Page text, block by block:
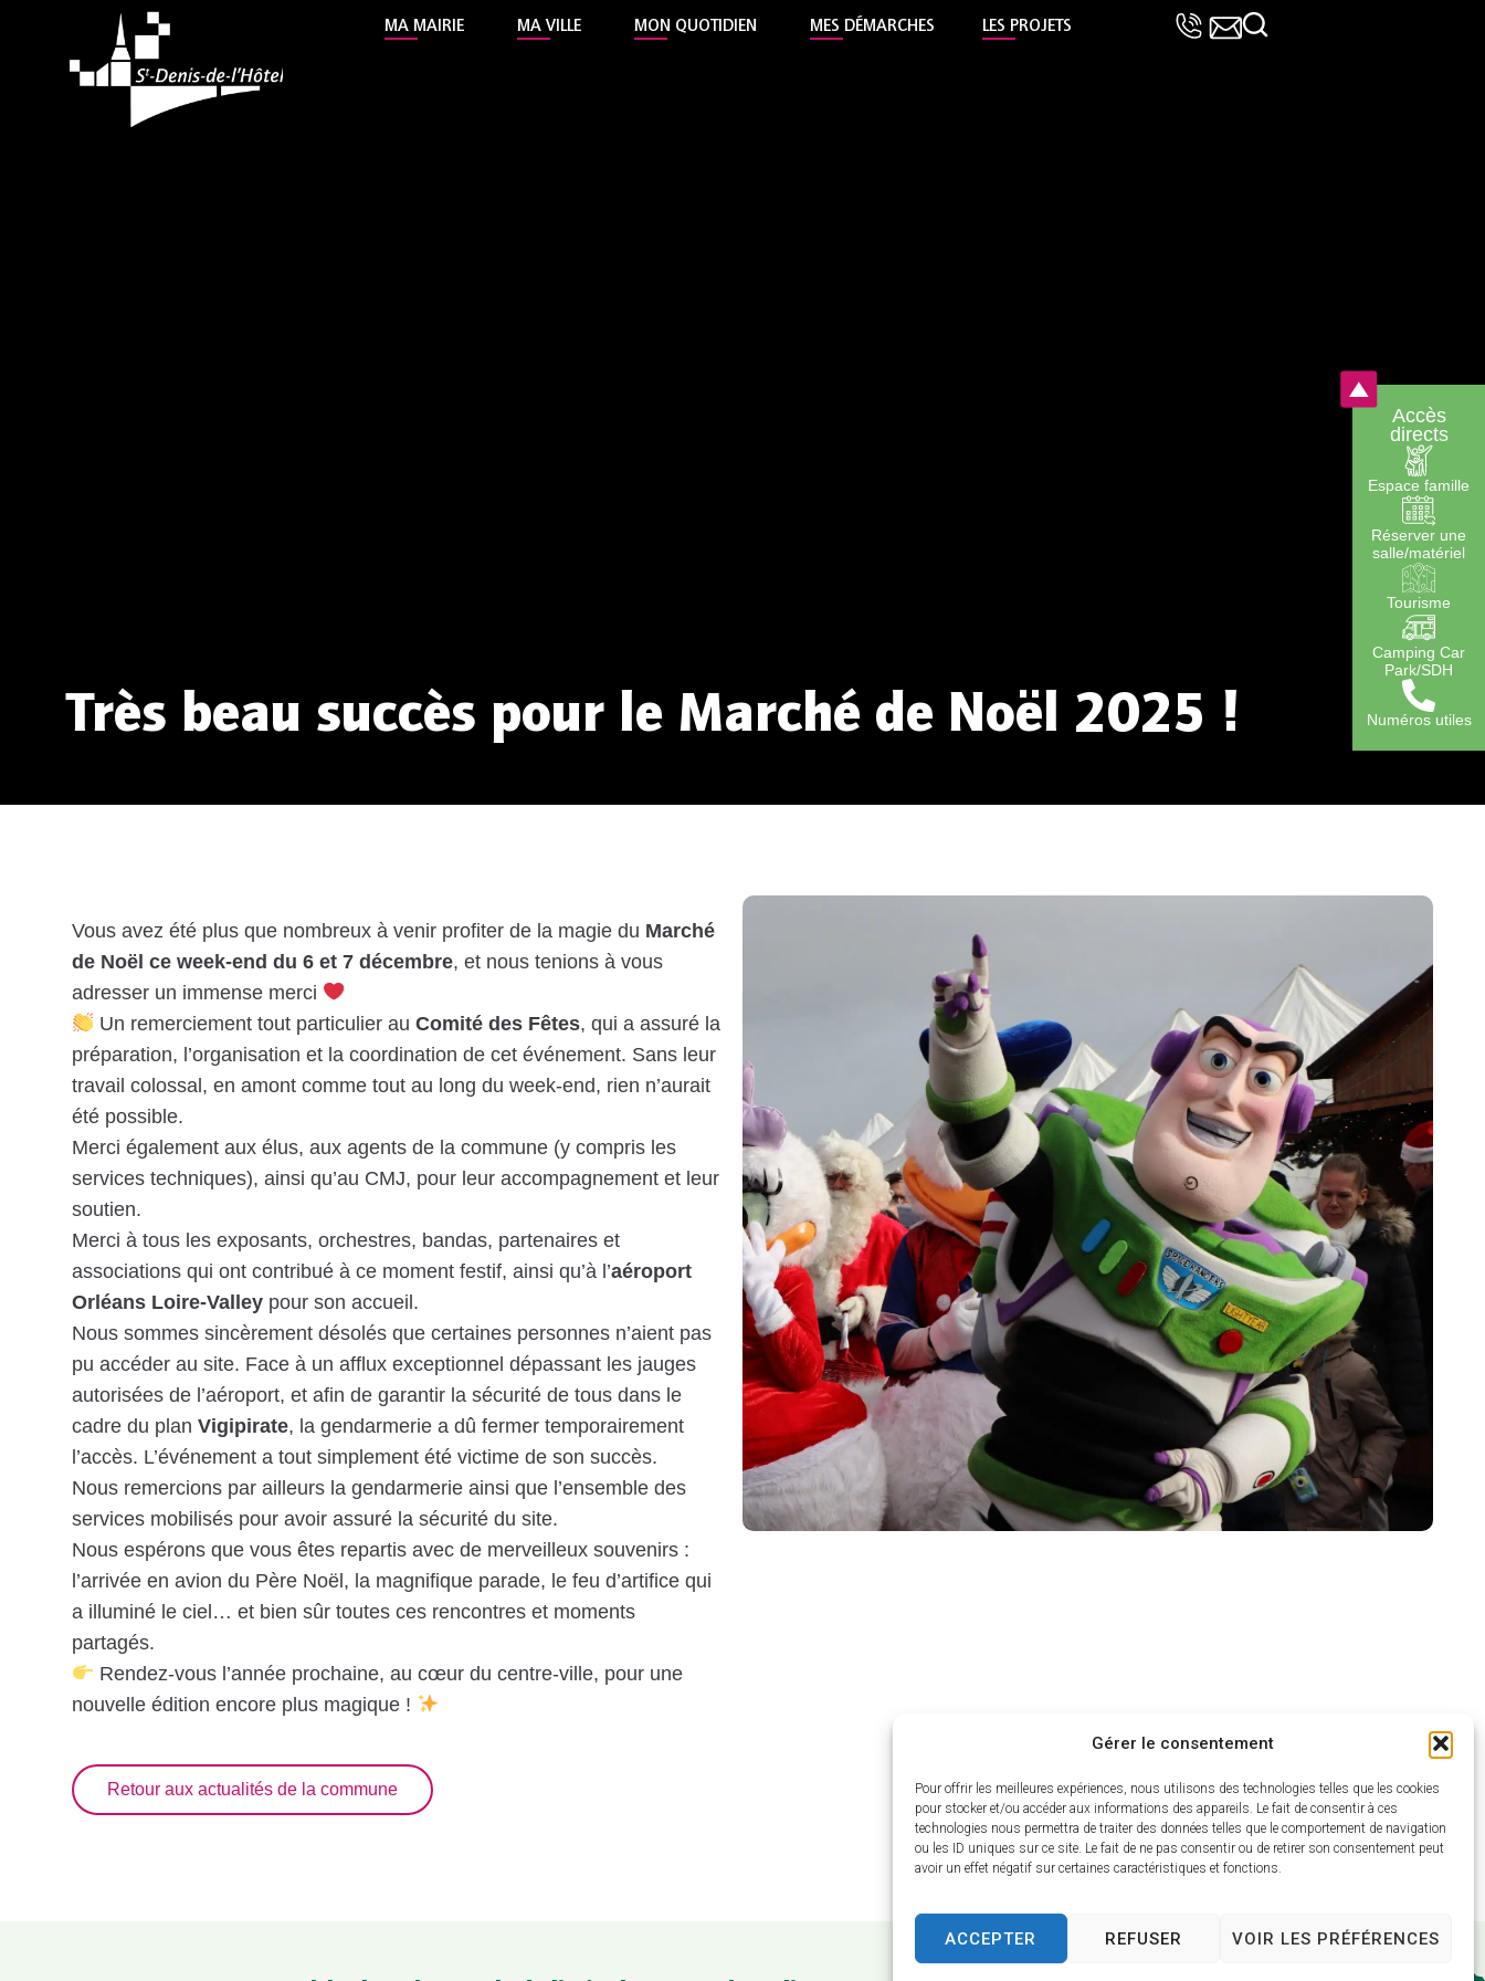
Gérer le consentement
Pour offrir les meilleures expériences, nous utilisons des technologies telles que les cookies
pour stocker et/ou accéder aux informations des appareils. Le fait de consentir à ces
technologies nous permettra de traiter des données telles que le comportement de navigation
ou les ID uniques sur ce site. Le fait de ne pas consentir ou de retirer son consentement peut
avoir un effet négatif sur certaines caractéristiques et fonctions.
ACCEPTER REFUSER VOIR LES PRÉFÉRENCES
MA MAIRIE MA VILLE MON QUOTIDIEN MES DÉMARCHES LES PROJETS
Accès
directs
Espace famille
Réserver une
salle/matériel
Tourisme
Camping Car
Park/SDH
Numéros utiles
Très beau succès pour le Marché de Noël 2025 !
Vous avez été plus que nombreux à venir profiter de la magie du Marché
de Noël ce week-end du 6 et 7 décembre, et nous tenions à vous
adresser un immense merci
Un remerciement tout particulier auComité des Fêtes, qui a assuré la
préparation, l’organisation et la coordination de cet événement. Sans leur
travail colossal, en amont comme tout au long du week-end, rien n’aurait
été possible.
Merci également aux élus, aux agents de la commune (y compris les
services techniques), ainsi qu’au CMJ, pour leur accompagnement et leur
soutien.
Merci à tous les exposants, orchestres, bandas, partenaires et
associations qui ont contribué à ce moment festif, ainsi qu’à l’aéroport
Orléans Loire-Valley pour son accueil.
Nous sommes sincèrement désolés que certaines personnes n’aient pas
pu accéder au site. Face à un afflux exceptionnel dépassant les jauges
autorisées de l’aéroport, et afin de garantir la sécurité de tous dans le
cadre du plan Vigipirate, la gendarmerie a dû fermer temporairement
l’accès. L’événement a tout simplement été victime de son succès.
Nous remercions par ailleurs la gendarmerie ainsi que l’ensemble des
services mobilisés pour avoir assuré la sécurité du site.
Nous espérons que vous êtes repartis avec de merveilleux souvenirs :
l’arrivée en avion du Père Noël, la magnifique parade, le feu d’artifice qui
a illuminé le ciel… et bien sûr toutes ces rencontres et moments
partagés.
Rendez-vous l’année prochaine, au cœur du centre-ville, pour une
nouvelle édition encore plus magique !
Retour aux actualités de la commune